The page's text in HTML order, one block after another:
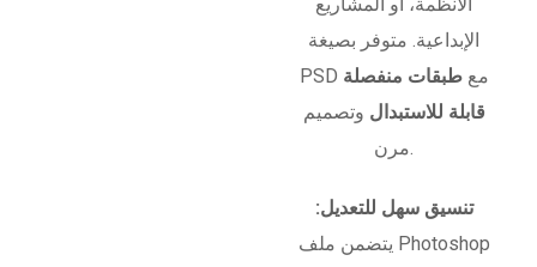
الإبداعية. متوفر بصيغة
PSD معطبقات منفصلة
قابلة للاستبدال وتصميم
مرن.
تنسيق سهل للتعديل:
يتضمن ملف Photoshop